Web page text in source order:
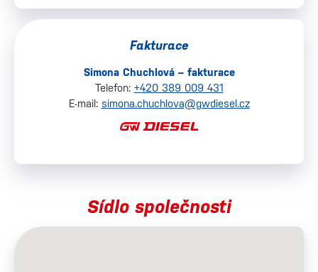
Fakturace
Simona Chuchlová – fakturace
Telefon: +420 389 009 431
E-mail: simona.chuchlova@gwdiesel.cz
Sídlo společnosti